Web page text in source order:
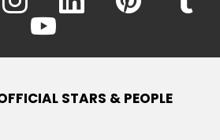
youtube
STARS & PEOPLE